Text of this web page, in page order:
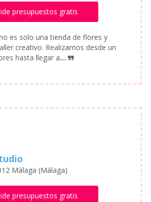
presupuestos gratis
es solo una tienda de flores y
creativo. Realizamos desde un
hasta llegar a...
Málaga (Málaga)
presupuestos gratis